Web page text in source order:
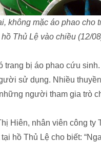
không mặc áo phao
Thủ Lệ vào chiều (12/
trang bị áo phao cứu
sử dụng. Nhiều
người tham gia trò
Hiên, nhân viên công
hồ Thủ Lệ cho biết: